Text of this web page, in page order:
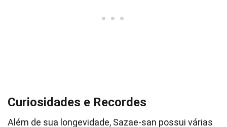
Curiosidades e Recordes
Além de sua longevidade, Sazae-san possui várias